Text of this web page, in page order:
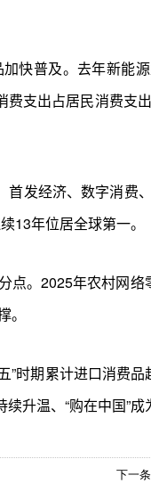
快普及。去年新能
支出占居民消费支
发经济、数字消费
13年位居全球第一。
。2025年农村网络
时期累计进口消费
升温、“购在中国”成
下一条